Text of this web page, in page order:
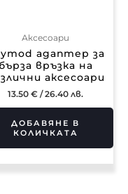
Аксесоари
адаптер за
връзка на
аксесоари
13.50€ / 26.40 лв.
ДОБАВЯНЕ В
КОЛИЧКАТА